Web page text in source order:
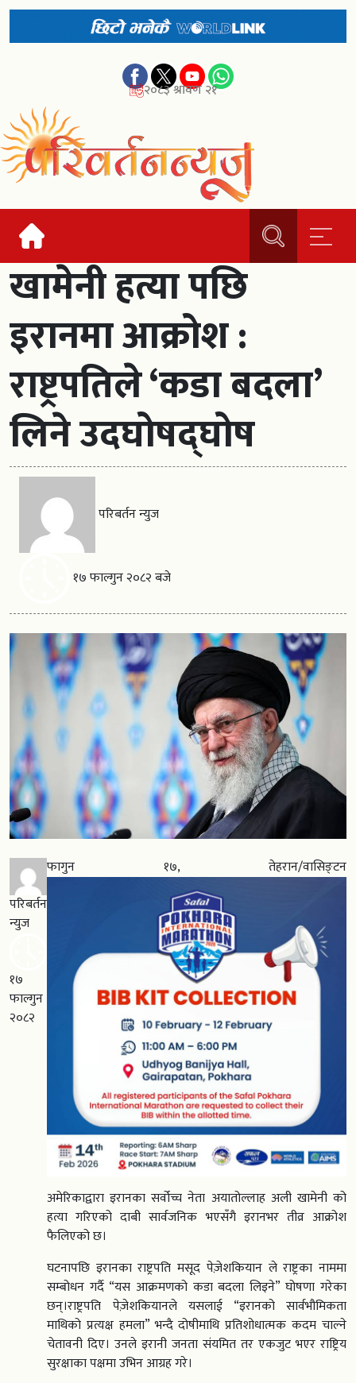
२०८३ श्रावण २१
खामेनी हत्या पछि
इरानमा आक्रोश :
राष्ट्रपतिले ‘कडा बदला’
लिने उदघोषद्घोष
परिबर्तन न्युज
१७ फाल्गुन २०८२ बजे
परिबर्तन
न्युज
१७
फाल्गुन
२०८२
फागुन १७, तेहरान/वासिङ्टन
अमेरिकाद्वारा इरानका सर्वोच्च नेता अयातोल्लाह अली खामेनी को
हत्या गरिएको दाबी सार्वजनिक भएसँगै इरानभर तीव्र आक्रोश
फैलिएको छ।
घटनापछि इरानका राष्ट्रपति मसूद पेज़ेशकियान ले राष्ट्रका नाममा
सम्बोधन गर्दै “यस आक्रमणको कडा बदला लिइने” घोषणा गरेका
छन्।राष्ट्रपति पेज़ेशकियानले यसलाई “इरानको सार्वभौमिकता
माथिको प्रत्यक्ष हमला” भन्दै दोषीमाथि प्रतिशोधात्मक कदम चाल्ने
चेतावनी दिए। उनले इरानी जनता संयमित तर एकजुट भएर राष्ट्रिय
सुरक्षाका पक्षमा उभिन आग्रह गरे।